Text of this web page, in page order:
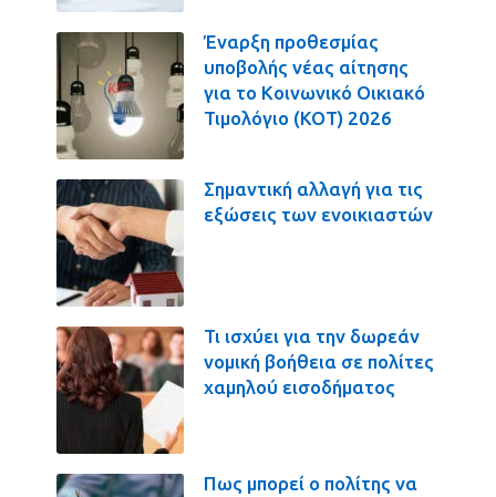
Έναρξη προθεσμίας
υποβολής νέας αίτησης
για το Κοινωνικό Οικιακό
Τιμολόγιο (ΚΟΤ) 2026
Σημαντική αλλαγή για τις
εξώσεις των ενοικιαστών
Τι ισχύει για την δωρεάν
νομική βοήθεια σε πολίτες
χαμηλού εισοδήματος
Πως μπορεί ο πολίτης να